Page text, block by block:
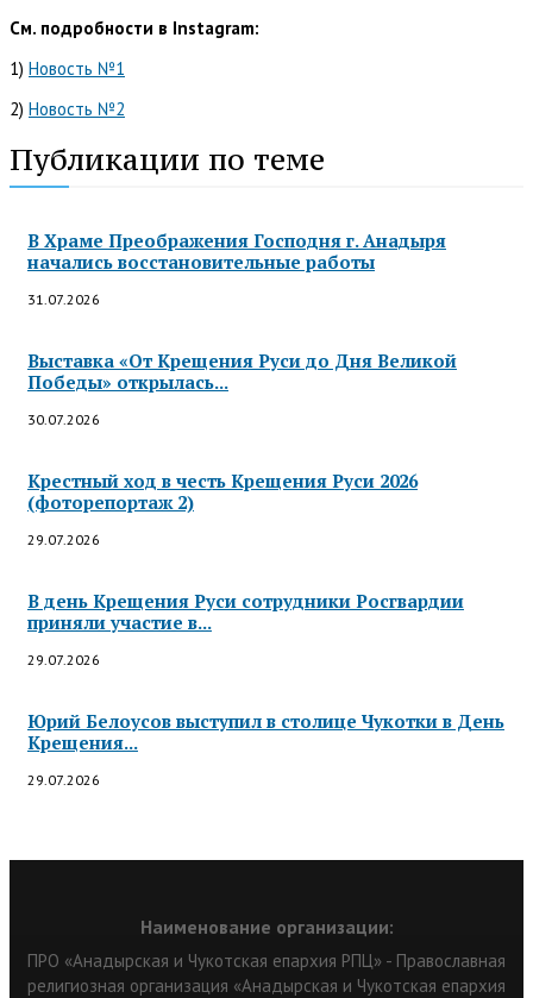
См. подробности в Instagram:
1) Новость №1
2) Новость №2
Публикации по теме
В Храме Преображения Господня г. Анадыря
начались восстановительные работы
31.07.2026
Выставка «От Крещения Руси до Дня Великой
Победы» открылась...
30.07.2026
Крестный ход в честь Крещения Руси 2026
(фоторепортаж 2)
29.07.2026
В день Крещения Руси сотрудники Росгвардии
приняли участие в...
29.07.2026
Юрий Белоусов выступил в столице Чукотки в День
Крещения...
29.07.2026
Наименование организации:
ПРО «Анадырская и Чукотская епархия РПЦ» - Православная
религиозная организация «Анадырская и Чукотская епархия